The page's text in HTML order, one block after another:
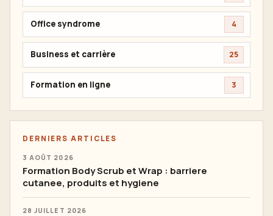
Office syndrome 4
Business et carrière 25
Formation en ligne 3
DERNIERS ARTICLES
3 AOÛT 2026
Formation Body Scrub et Wrap : barriere
cutanee, produits et hygiene
28 JUILLET 2026